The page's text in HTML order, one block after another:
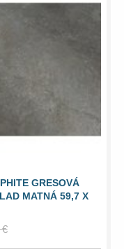
GRESOVÁ
MATNÁ 59,7 X
€